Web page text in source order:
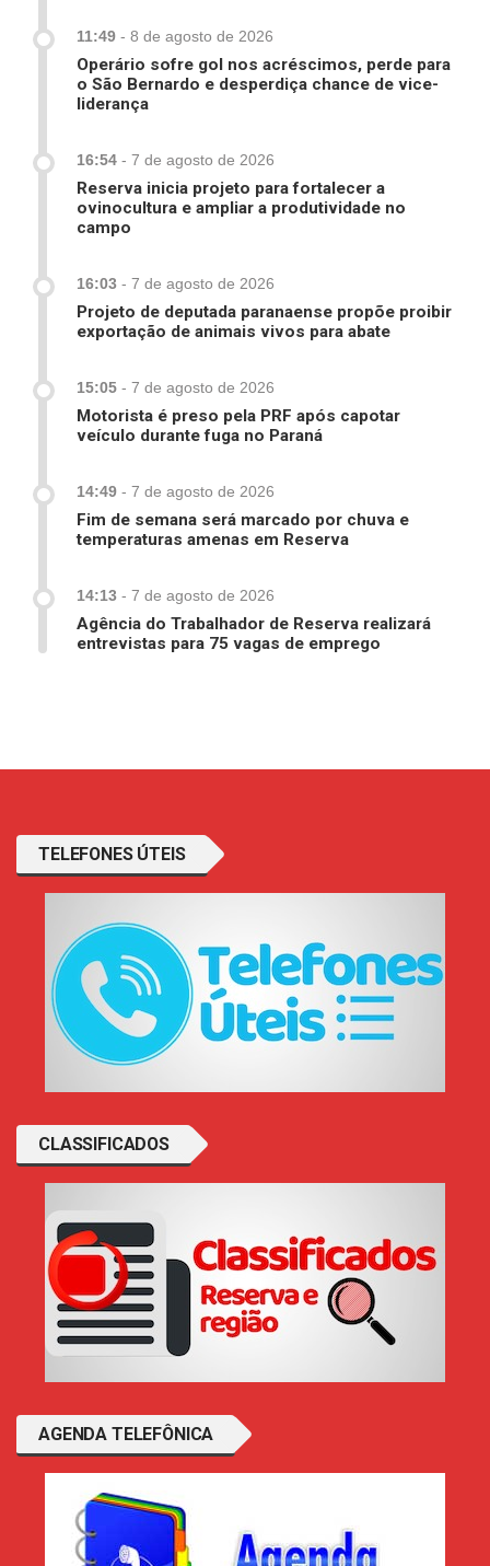
11:49 - 8 de agosto de 2026
Operário sofre gol nos acréscimos, perde para
o São Bernardo e desperdiça chance de vice-
liderança
16:54 - 7 de agosto de 2026
Reserva inicia projeto para fortalecer a
ovinocultura e ampliar a produtividade no
campo
16:03 - 7 de agosto de 2026
Projeto de deputada paranaense propõe proibir
exportação de animais vivos para abate
15:05 - 7 de agosto de 2026
Motorista é preso pela PRF após capotar
veículo durante fuga no Paraná
14:49 - 7 de agosto de 2026
Fim de semana será marcado por chuva e
temperaturas amenas em Reserva
14:13 - 7 de agosto de 2026
Agência do Trabalhador de Reserva realizará
entrevistas para 75 vagas de emprego
TELEFONES ÚTEIS
CLASSIFICADOS
AGENDA TELEFÔNICA